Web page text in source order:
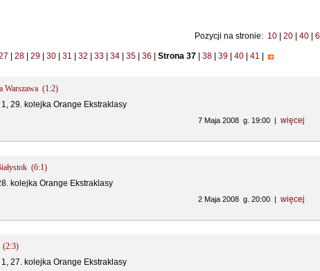
Pozycji na stronie: 10 20 40
28 29 30 31 32 33 34 35 36 Strona 37 38 39 40 41
Warszawa (1:2)
1, 29. kolejka Orange Ekstraklasy
7 Maja 2008 g. 19:00 | więcej
(6:1)
kolejka Orange Ekstraklasy
2 Maja 2008 g. 20:00 | więcej
(2:3)
1, 27. kolejka Orange Ekstraklasy